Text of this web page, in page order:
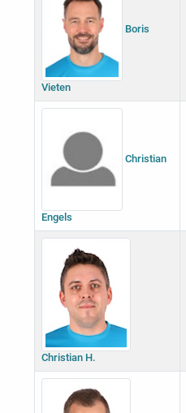
Boris
Vieten
Christian
Engels
Christian H.